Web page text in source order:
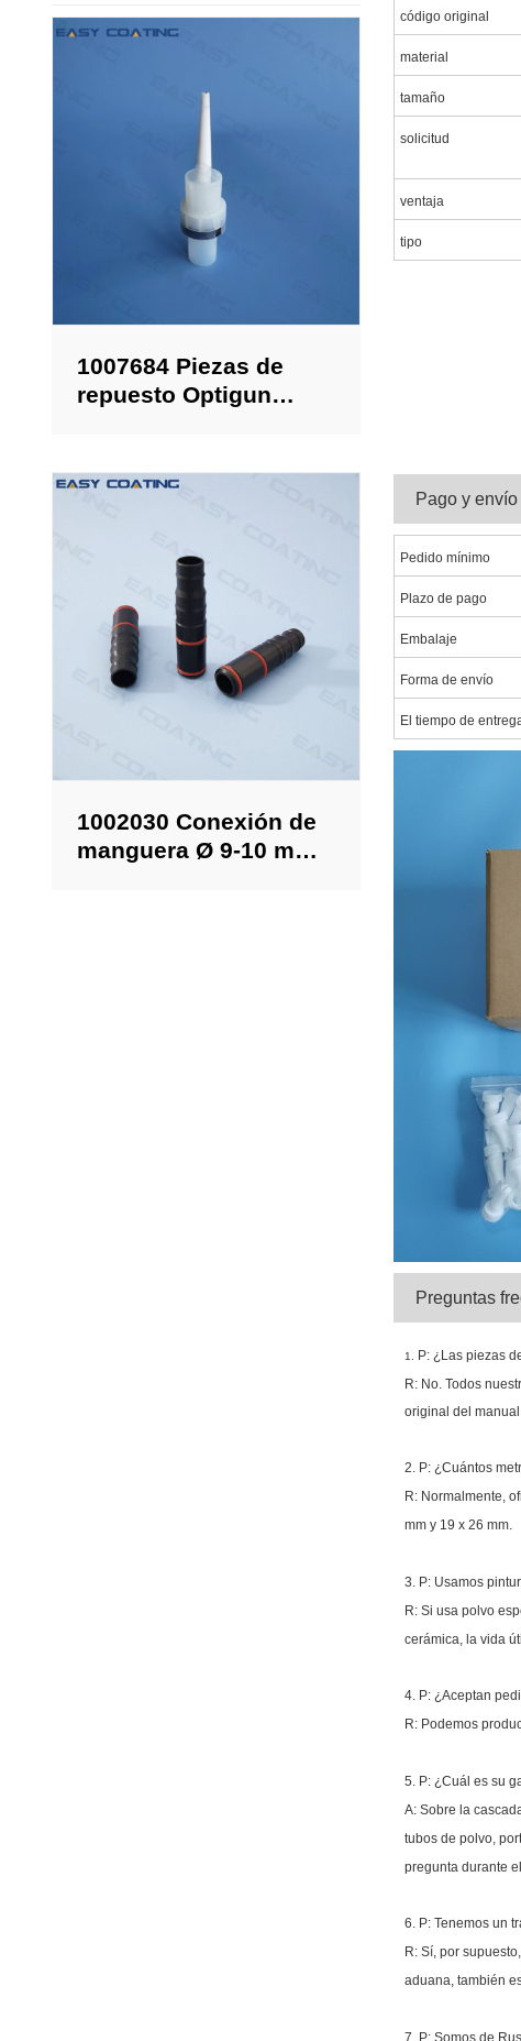
1007684 Piezas de
repuesto Optigun
boquilla NF25
1002030 Conexión de
manguera Ø 9-10 mm
código original
material
tamaño
solicitud
ventaja
tipo
Pago y envío
Pedido mínimo
Plazo de pago
Embalaje
Forma de envío
El tiempo de
Preguntas
1. P: ¿Las piezas
R: No. Todos
original del
2. P: ¿Cuántos
R: Normalmente,
mm y 19 x 26 mm.
3. P: Usamos
R: Si usa polvo
cerámica, la vida
4. P: ¿Aceptan
R: Podemos
5. P: ¿Cuál es su
A: Sobre la
tubos de polvo,
pregunta durante
6. P: Tenemos un
R: Sí, por
aduana, también
7. P: Somos de